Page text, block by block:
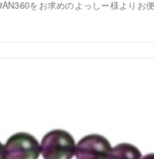
をお求めのよっしー様よりお